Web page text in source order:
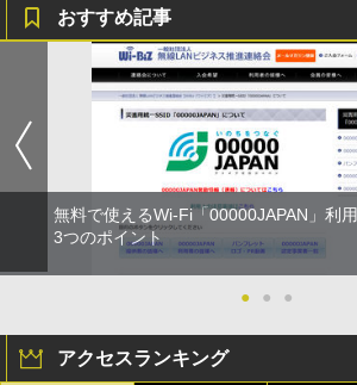
おすすめ記事
無料で使えるWi-Fi「00000JAPAN」利
3つのポイント
● ● ●
アクセスランキング